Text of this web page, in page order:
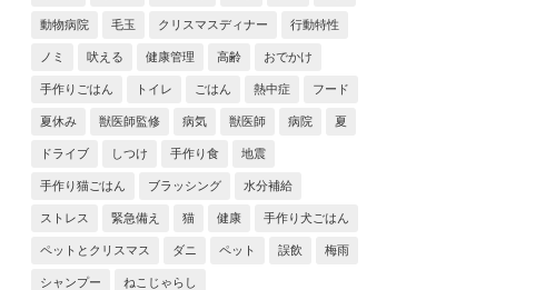
動物病院 毛玉 クリスマスディナー 行動特性
ノミ 吠える 健康管理 高齢 おでかけ
手作りごはん トイレ ごはん 熱中症 フード
夏休み 獣医師監修 病気 獣医師 病院 夏
ドライブ しつけ 手作り食 地震
手作り猫ごはん ブラッシング 水分補給
ストレス 緊急備え 猫 健康 手作り犬ごはん
ペットとクリスマス ダニ ペット 誤飲 梅雨
シャンプー ねこじゃらし